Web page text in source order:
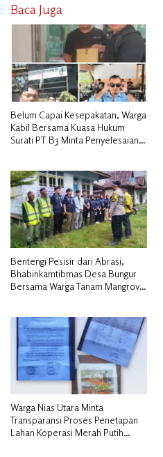
Baca Juga
Belum Capai Kesepakatan, Warga
Kabil Bersama Kuasa Hukum
Surati PT B3 Minta Penyelesaian
Bentengi Pesisir dari Abrasi,
Bhabinkamtibmas Desa Bungur
Bersama Warga Tanam Mangrove
Warga Nias Utara Minta
Transparansi Proses Penetapan
Lahan Koperasi Merah Putih